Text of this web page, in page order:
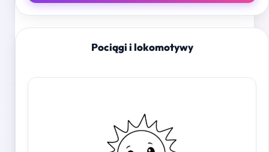
Pociągi i lokomotywy